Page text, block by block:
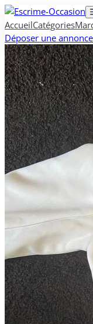
AccueilCatégories
Déposer une annonce